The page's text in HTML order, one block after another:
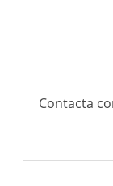
Contacta